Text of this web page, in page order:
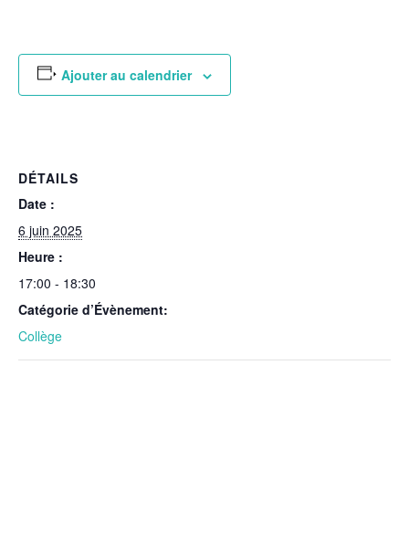
Ajouter au calendrier
DÉTAILS
Date :
6 juin 2025
Heure :
17:00 - 18:30
Catégorie d’Évènement:
Collège